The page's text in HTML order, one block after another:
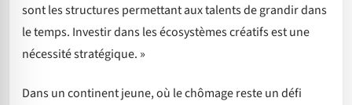
sont les structures permettant aux talents de grandir dans
le temps. Investir dans les écosystèmes créatifs est une
nécessité stratégique. »
Dans un continent jeune, où le chômage reste un défi